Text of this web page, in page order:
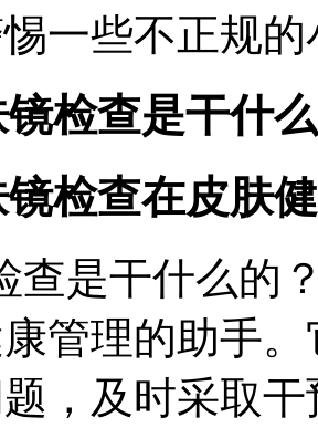
一些不正规
检查是干什
检查在皮肤
查是干什么的
管理的助手
，及时采取